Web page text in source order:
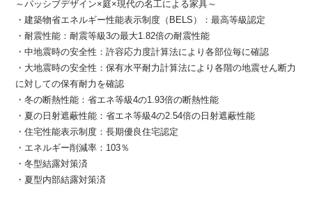
～パッシブデザイン×庭×現代の名工による家具～
・建築物省エネルギー性能表示制度（BELS）：最高等級認定
・耐震性能：耐震等級3の最大1.82倍の耐震性能
・中地震時の安全性：許容応力度計算法により各部位毎に確認
・大地震時の安全性：保有水平耐力計算法により各階の地震せん断力
に対しての保有耐力を確認
・冬の断熱性能：省エネ等級4の1.93倍の断熱性能
・夏の日射遮蔽性能：省エネ等級4の2.54倍の日射遮蔽性能
・住宅性能表示制度：長期優良住宅認定
・エネルギー削減率：103％
・冬型結露対策済
・夏型内部結露対策済